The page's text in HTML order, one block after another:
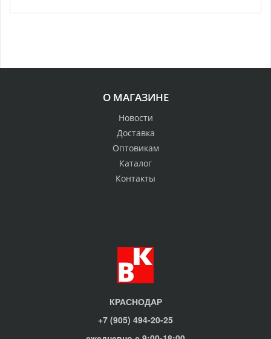
О МАГАЗИНЕ
Новости
Доставка
Оптовикам
Каталог
Контакты
КРАСНОДАР
+7 (905) 494-20-25